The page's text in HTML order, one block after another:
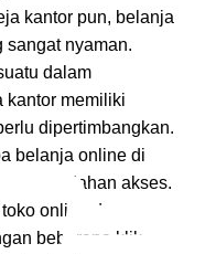
kantor pun, belanja
nyaman.
dalam
kantor memiliki
dipertimbangkan.
belanja online di
kemudahan akses.
online dan
beberapa klik,